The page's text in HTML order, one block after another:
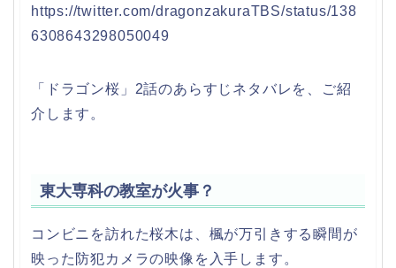
https://twitter.com/dragonzakuraTBS/status/138
6308643298050049
「ドラゴン桜」2話のあらすじネタバレを、ご紹
介します。
東大専科の教室が火事？
コンビニを訪れた桜木は、楓が万引きする瞬間が
映った防犯カメラの映像を入手します。